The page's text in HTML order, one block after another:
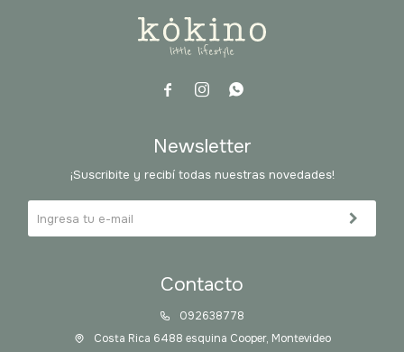
  
Contacto
092638778
Costa Rica 6488 esquina Cooper, Montevideo
Newsletter
¡Suscribite y recibí todas nuestras novedades!